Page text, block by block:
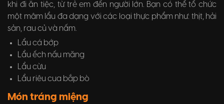
khi đi ăn tiệc, từ trẻ em đến người lớn. Bạn có thể tổ chức
một mâm lẩu đa dạng với các loại thực phẩm như: thịt, hải
sản, rau củ và nấm.
Lẩu cá bớp
Lẩu ếch nấu măng
Lẩu cừu
Lẩu riêu cua bắp bò
Món tráng miệng